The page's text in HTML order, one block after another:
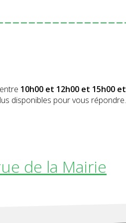
10h00 et 12h00 et 15h00 et
disponibles pour vous répondre.
de la Mairie